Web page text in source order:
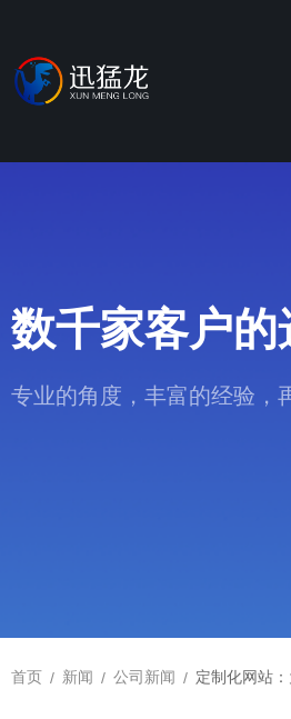
数千家客户的
专业的角度，丰富的经验，
首页 / 新闻 / 公司新闻 / 定制化网站